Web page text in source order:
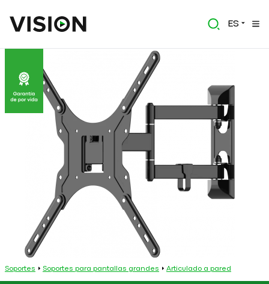
ES
Soportes Soportes para pantallas grandes Articulado a pared